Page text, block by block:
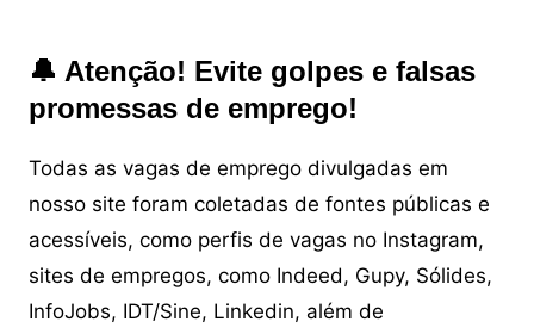
🔔 Atenção! Evite golpes e falsas
promessas de emprego!
Todas as vagas de emprego divulgadas em
nosso site foram coletadas de fontes públicas e
acessíveis, como perfis de vagas no Instagram,
sites de empregos, como Indeed, Gupy, Sólides,
InfoJobs, IDT/Sine, Linkedin, além de